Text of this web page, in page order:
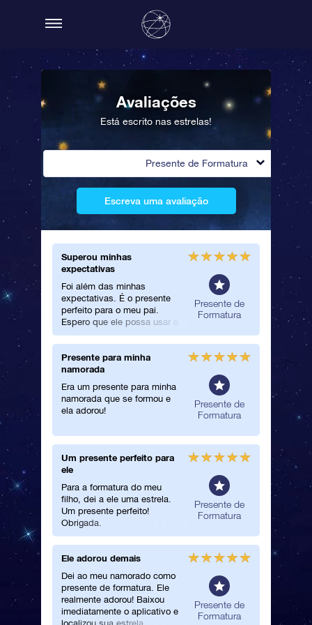
Avaliações
Está escrito nas estrelas!
Presente de Formatura
Escreva uma avaliação
de
Superou minhas
expectativas
Foi além das minhas
expectativas. É o presente
perfeito para o meu pai.
Espero que ele possa usar o
poder da estrela para ficar
bom logo!
Presente de
Formatura
Presente para minha
namorada
Era um presente para minha
namorada que se formou e
ela adorou!
Presente de
Formatura
Um presente perfeito para
ele
Para a formatura do meu
filho, dei a ele uma estrela.
Um presente perfeito!
Obrigada.
Presente de
Formatura
Ele adorou demais
Dei ao meu namorado como
presente de formatura. Ele
realmente adorou! Baixou
imediatamente o aplicativo e
Presente de
Formatura
Tudo
um
Ótimo
A